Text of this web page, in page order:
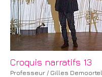
Croquis narratifs 13
Professeur / Gilles Demoortel